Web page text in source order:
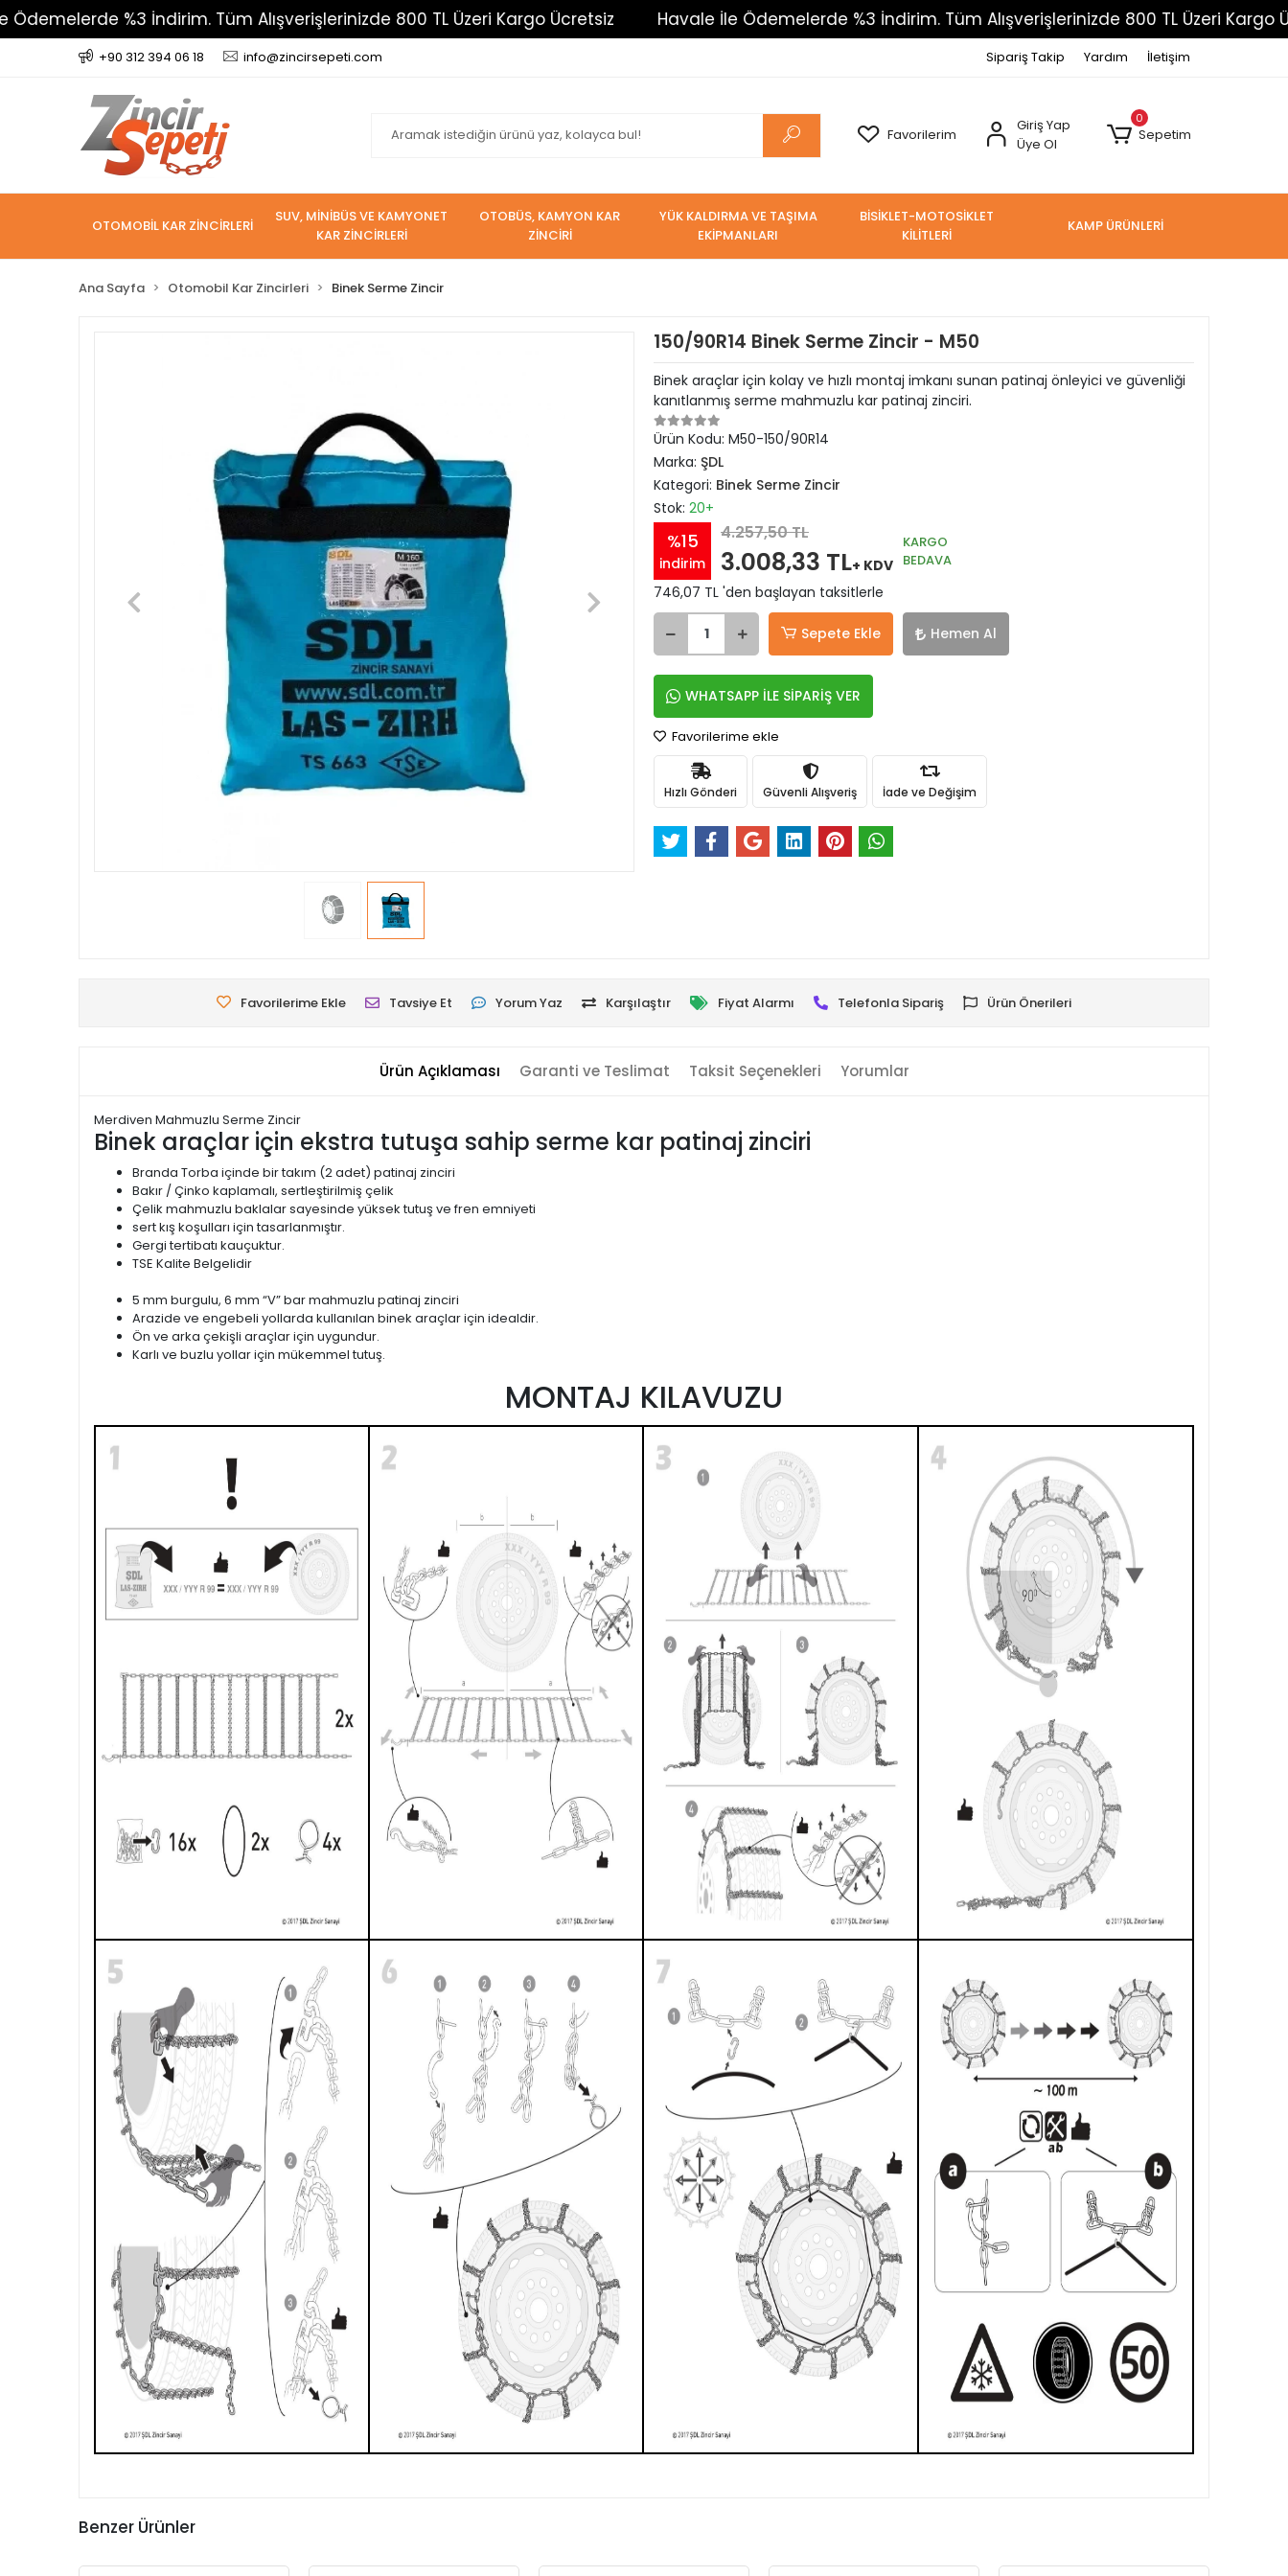
%3 İndirim. Tüm Alışverişlerinizde 800 TL Üzeri Kargo Ücretsiz Havale İle Ödemelerde %3 İndirim. Tüm Alışverişlerinizde 800 TL Üzeri Kargo Ücretsiz
+90 312 394 06 18 info@zincirsepeti.com Sipariş Takip Yardım İletişim
Favorilerim
Giriş Yap
Üye Ol
0
Sepetim
OTOMOBİL KAR ZİNCİRLERİ
SUV, MİNİBÜS VE KAMYONET
KAR ZİNCİRLERİ
OTOBÜS, KAMYON KAR
ZİNCİRİ
YÜK KALDIRMA VE TAŞIMA
EKİPMANLARI
BİSİKLET-MOTOSİKLET
KİLİTLERİ
KAMP ÜRÜNLERİ
Ana Sayfa Otomobil Kar Zincirleri Binek Serme Zincir
150/90R14 Binek Serme Zincir - M50
Binek araçlar için kolay ve hızlı montaj imkanı sunan patinaj önleyici ve güvenliği
kanıtlanmış serme mahmuzlu kar patinaj zinciri.
Ürün Kodu: M50-150/90R14
Marka: ŞDL
Kategori: Binek Serme Zincir
Stok: 20+
%15
indirim
4.257,50 TL
3.008,33 TL+ KDV
KARGO
BEDAVA
746,07 TL 'den başlayan taksitlerle
Sepete Ekle Hemen Al
WHATSAPP İLE SİPARİŞ VER
Favorilerime ekle
Hızlı Gönderi Güvenli Alışveriş İade ve Değişim
Favorilerime Ekle Tavsiye Et Yorum Yaz Karşılaştır Fiyat Alarmı Telefonla Sipariş Ürün Önerileri
Ürün Açıklaması Garanti ve Teslimat Taksit Seçenekleri Yorumlar
Merdiven Mahmuzlu Serme Zincir
Binek araçlar için ekstra tutuşa sahip serme kar patinaj zinciri
Branda Torba içinde bir takım (2 adet) patinaj zinciri
Bakır / Çinko kaplamalı, sertleştirilmiş çelik
Çelik mahmuzlu baklalar sayesinde yüksek tutuş ve fren emniyeti
sert kış koşulları için tasarlanmıştır.
Gergi tertibatı kauçuktur.
TSE Kalite Belgelidir
5 mm burgulu, 6 mm “V” bar mahmuzlu patinaj zinciri
Arazide ve engebeli yollarda kullanılan binek araçlar için idealdir.
Ön ve arka çekişli araçlar için uygundur.
Karlı ve buzlu yollar için mükemmel tutuş.
MONTAJ KILAVUZU
Benzer Ürünler